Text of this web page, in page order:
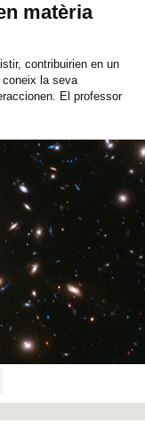
matèria
contribuirien en un
coneix la seva
El professor